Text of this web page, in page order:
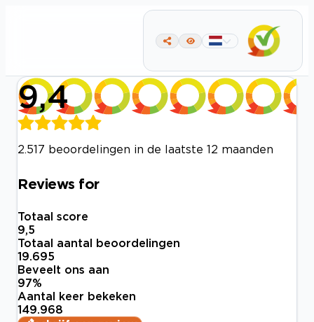
9,4
2.517 beoordelingen in de laatste 12 maanden
Reviews for
Totaal score
9,5
Totaal aantal beoordelingen
19.695
Beveelt ons aan
97%
Aantal keer bekeken
149.968